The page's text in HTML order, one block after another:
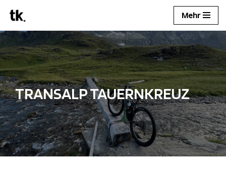
Inhalt
springen
Mehr
TRANSALP TAUERNKREUZ